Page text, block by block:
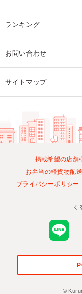
ランキング
お問い合わせ
サイトマップ
掲載希望の店舗
お弁当の軽貨物配
プライバシーポリシー
く
©